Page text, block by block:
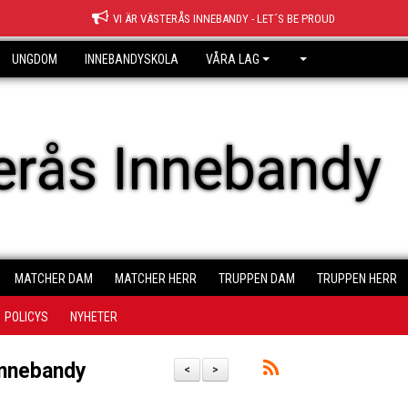
VI ÄR VÄSTERÅS INNEBANDY - LET´S BE PROUD
UNGDOM INNEBANDYSKOLA VÅRA LAG
Innebandy
MATCHER DAM MATCHER HERR TRUPPEN DAM TRUPPEN HERR
POLICYS NYHETER
>
<